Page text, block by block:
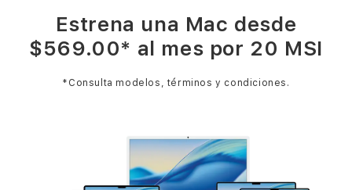
Estrena una Mac desde
$569.00* al mes por 20 MSI
*Consulta modelos, términos y condiciones.